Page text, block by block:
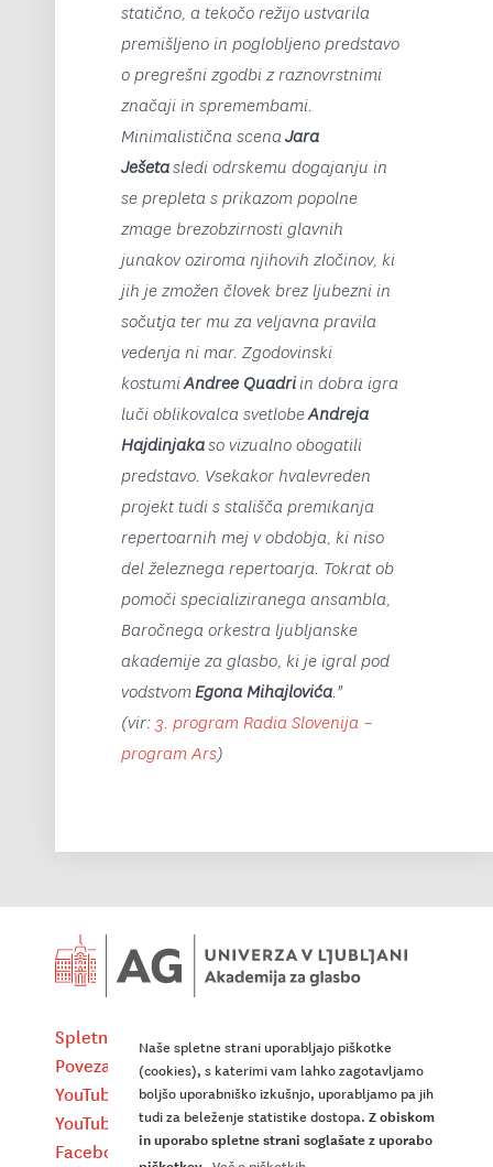
Naše spletne strani uporabljajo piškotke
(cookies), s katerimi vam lahko zagotavljamo
boljšo uporabniško izkušnjo, uporabljamo pa jih
tudi za beleženje statistike dostopa. Z obiskom
in uporabo spletne strani soglašate z uporabo
statično, a tekočo režijo ustvarila
premišljeno in poglobljeno predstavo
o pregrešni zgodbi z raznovrstnimi
značaji in spremembami.
Minimalistična scenaJara
Ješetasledi odrskemu dogajanju in
se prepleta s prikazom popolne
zmage brezobzirnosti glavnih
junakov oziroma njihovih zločinov, ki
jih je zmožen človek brez ljubezni in
sočutja ter mu za veljavna pravila
vedenja ni mar. Zgodovinski
kostumiAndree Quadriin dobra igra
luči oblikovalca svetlobeAndreja
Hajdinjakaso vizualno obogatili
predstavo. Vsekakor hvalevreden
projekt tudi s stališča premikanja
repertoarnih mej v obdobja, ki niso
del železnega repertoarja. Tokrat ob
pomoči specializiranega ansambla,
Baročnega orkestra ljubljanske
akademije za glasbo, ki je igral pod
vodstvomEgona Mihajlovića."
(vir: 3. program Radia Slovenija –
program Ars)
Spletna pošta
Povezave
YouTube (koncertni cikli UL AG)
YouTube (javni nastopi)
Facebook UL AG
Instagram UL AG
X UL AG
LinkedIn UL AG
Dostopnost in piškotki